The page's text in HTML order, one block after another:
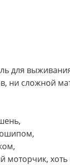
для
ни сложной
моторчик,